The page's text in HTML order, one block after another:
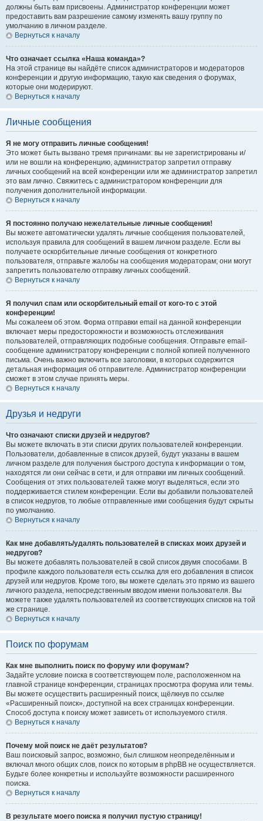
должны быть вам присвоены. Администратор конференции может
предоставить вам разрешение самому изменять вашу группу по
умолчанию в личном разделе.
Вернуться к началу
Что означает ссылка «Наша команда»?
На этой странице вы найдёте список администраторов и модераторов
конференции и другую информацию, такую как сведения о форумах,
которые они модерируют.
Вернуться к началу
Личные сообщения
Я не могу отправить личные сообщения!
Это может быть вызвано тремя причинами: вы не зарегистрированы и/
или не вошли на конференцию, администратор запретил отправку
личных сообщений на всей конференции или же администратор запретил
это вам лично. Свяжитесь с администратором конференции для
получения дополнительной информации.
Вернуться к началу
Я постоянно получаю нежелательные личные сообщения!
Вы можете автоматически удалять личные сообщения пользователей,
используя правила для сообщений в вашем личном разделе. Если вы
получаете оскорбительные личные сообщения от конкретного
пользователя, отправьте жалобы на сообщения модераторам; они могут
запретить пользователю отправку личных сообщений.
Вернуться к началу
Я получил спам или оскорбительный email от кого-то с этой
конференции!
Мы сожалеем об этом. Форма отправки email на данной конференции
включает меры предосторожности и возможность отслеживания
пользователей, отправляющих подобные сообщения. Отправьте email-
сообщение администратору конференции с полной копией полученного
письма. Очень важно включить все заголовки, в которых содержится
детальная информация об отправителе. Администратор конференции
сможет в этом случае принять меры.
Вернуться к началу
Друзья и недруги
Что означают списки друзей и недругов?
Вы можете включать в эти списки других пользователей конференции.
Пользователи, добавленные в список друзей, будут указаны в вашем
личном разделе для получения быстрого доступа к информации о том,
находятся ли они сейчас в сети, и для отправки им личных сообщений.
Сообщения от этих пользователей также могут выделяться, если это
поддерживается стилем конференции. Если вы добавили пользователей
в список недругов, то любые отправленные ими сообщения будут скрыты
по умолчанию.
Вернуться к началу
Как мне добавлять/удалять пользователей в списках моих друзей и
недругов?
Вы можете добавлять пользователей в свой список двумя способами. В
профиле каждого пользователя есть ссылка для его добавления в список
друзей или недругов. Кроме того, вы можете сделать это прямо из вашего
личного раздела, непосредственным вводом имени пользователя. Вы
можете также удалять пользователей из соответствующих списков на той
же странице.
Вернуться к началу
Поиск по форумам
Как мне выполнить поиск по форуму или форумам?
Задайте условие поиска в соответствующем поле, расположенном на
главной странице конференции, страницах просмотра форума или темы.
Вы можете осуществить расширенный поиск, щёлкнув по ссылке
«Расширенный поиск», доступной на всех страницах конференции.
Способ доступа к поиску может зависеть от используемого стиля.
Вернуться к началу
Почему мой поиск не даёт результатов?
Ваш поисковый запрос, возможно, был слишком неопределённым и
включал много общих слов, поиск по которым в phpBB не осуществляется.
Будьте более конкретны и используйте возможности расширенного
поиска.
Вернуться к началу
В результате моего поиска я получил пустую страницу!